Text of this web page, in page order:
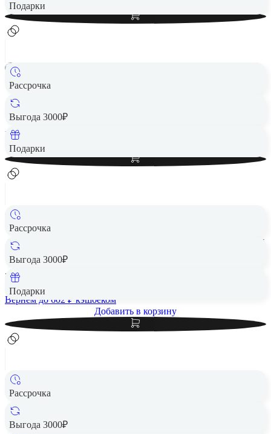
Подарки
Рассрочка
Выгода 3000₽
Подарки
Игровая консоль Nintendo Switch OLED White
30 090 ₽
Вернем до
Рассрочка
Выгода 3000₽
Подарки
Игровая консоль Nintendo Switch OLED (неоновый синий/
30 090 ₽
Вернем до 602 ₽ кэшбеком
Добавить в корзину
Рассрочка
Выгода 3000₽
Портативная игровая консоль Nintendo Switch (OLED-